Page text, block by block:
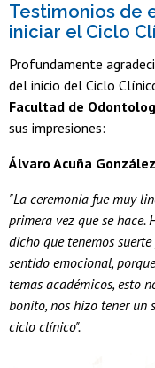
Testimonios de
iniciar el Ciclo
Profundamente
del inicio del Ciclo
Facultad de
sus impresiones:
Álvaro Acuña González
"La ceremonia fue muy
primera vez que se hace.
dicho que tenemos
sentido emocional,
temas académicos, esto
bonito, nos hizo tener un
ciclo clínico".